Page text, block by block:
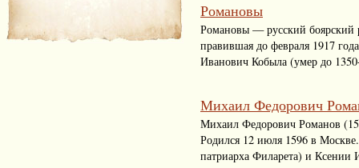
Романовы
Романовы — русский боярский
правившая до февраля 1917
Иванович Кобыла (умер до
Михаил Федорович
Михаил Федорович Романов
Родился 12 июля 1596 в
патриарха Филарета) и